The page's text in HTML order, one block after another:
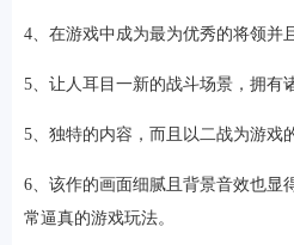
4、在游戏中成为最为优秀的将领并
5、让人耳目一新的战斗场景，拥有
5、独特的内容，而且以二战为游戏
6、该作的画面细腻且背景音效也显
常逼真的游戏玩法。